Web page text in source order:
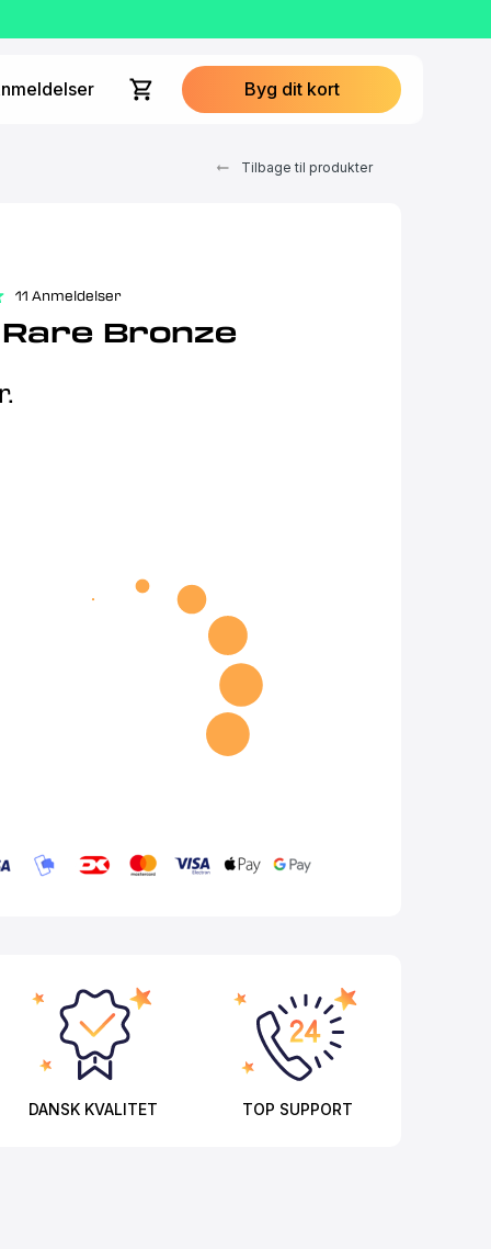
Byg dit kort
Tilbage til produkter
11 Anmeldelser
Bronze
DANSK KVALITET TOP SUPPORT